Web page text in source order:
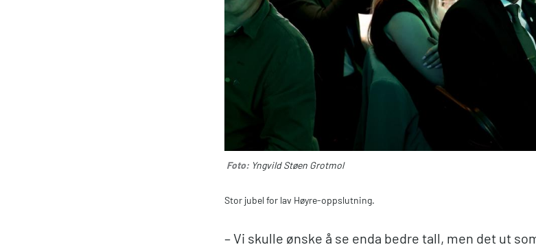
Foto: Yngvild Støen Grotmol
Stor jubel for lav Høyre-oppslutning.
– Vi skulle ønske å se enda bedre tall, men det ut